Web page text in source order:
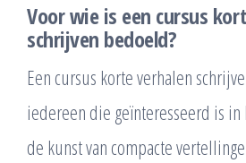
Voor wie is een cursus
schrijven bedoeld?
Een cursus korte verhalen
iedereen die geïnteresseerd is in
de kunst van compacte